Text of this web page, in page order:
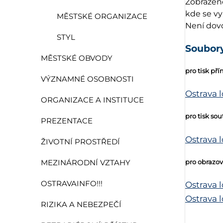
MĚSTSKÉ ORGANIZACE
STYL
MĚSTSKÉ OBVODY
VÝZNAMNÉ OSOBNOSTI
ORGANIZACE A INSTITUCE
PREZENTACE
ŽIVOTNÍ PROSTŘEDÍ
MEZINÁRODNÍ VZTAHY
OSTRAVAINFO!!!
RIZIKA A NEBEZPEČÍ
kde se
Není
pro tisk
Ostrava
pro tisk
Ostrava
pro
Ostrava
Ostrava